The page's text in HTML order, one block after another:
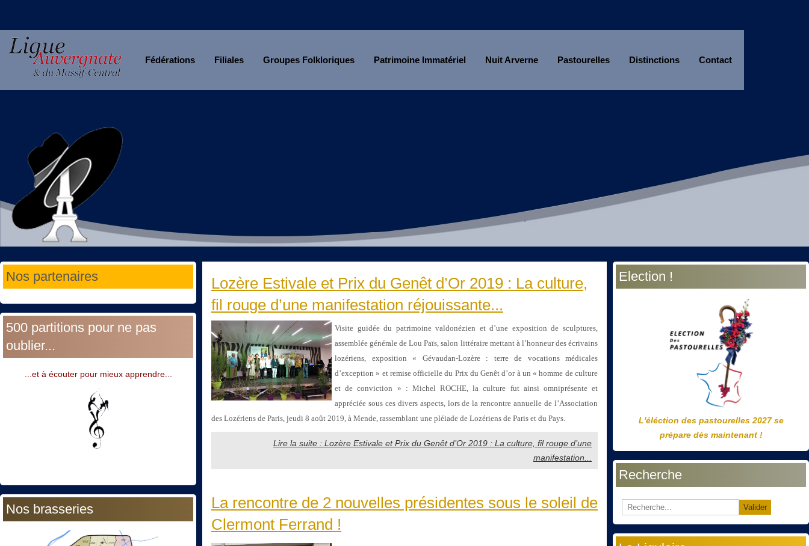
Fédérations Filiales Groupes Folkloriques Patrimoine Immatériel Nuit Arverne Pastourelles Distinctions Contact
Nos partenaires
500 partitions pour ne pas
oublier...
...et à écouter pour mieux apprendre...
Nos brasseries
Lozère Estivale et Prix du Genêt d’Or 2019 : La culture,
fil rouge d’une manifestation réjouissante...
Visite guidée du patrimoine valdonézien et d’une exposition de sculptures,
assemblée générale de Lou Païs, salon littéraire mettant à l’honneur des écrivains
lozériens, exposition « Gévaudan-Lozère : terre de vocations médicales
d’exception » et remise officielle du Prix du Genêt d’or à un « homme de culture
et de conviction » : Michel ROCHE, la culture fut ainsi omniprésente et
appréciée sous ces divers aspects, lors de la rencontre annuelle de l’Association
des Lozériens de Paris, jeudi 8 août 2019, à Mende, rassemblant une pléiade de Lozériens de Paris et du Pays.
Lire la suite : Lozère Estivale et Prix du Genêt d’Or 2019 : La culture, fil rouge d’une
manifestation...
La rencontre de 2 nouvelles présidentes sous le soleil de
Clermont Ferrand !
Election !
L'éléction des pastourelles 2027 se
prépare dès maintenant !
Recherche
Valider
Année
précédente
Mois
précédent
Année
suivante
Mois
suivant